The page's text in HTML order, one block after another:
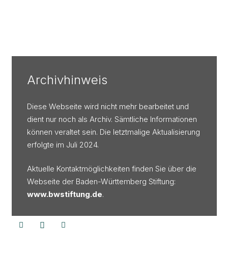
Archivhinweis
Diese Webseite wird nicht mehr bearbeitet und
dient nur noch als Archiv. Sämtliche Informationen
können veraltet sein. Die letztmalige Aktualisierung
erfolgte im Juli 2024.
Aktuelle Kontaktmöglichkeiten finden Sie über die
Webseite der Baden-Württemberg Stiftung:
www.bwstiftung.de.